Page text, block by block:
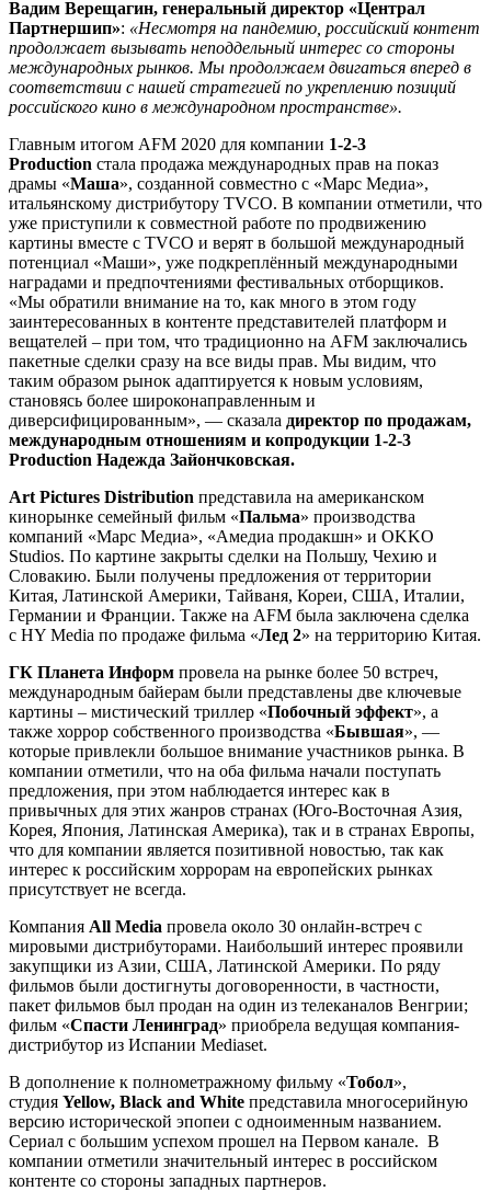
Вадим Верещагин, генеральный директор «Централ
Партнершип»: «Несмотря на пандемию, российский контент
продолжает вызывать неподдельный интерес со стороны
международных рынков. Мы продолжаем двигаться вперед в
соответствии с нашей стратегией по укреплению позиций
российского кино в международном пространстве».
Главным итогом AFM 2020 для компании 1-2-3
Production стала продажа международных прав на показ
драмы «Маша», созданной совместно с «Марс Медиа»,
итальянскому дистрибутору TVCO. В компании отметили, что
уже приступили к совместной работе по продвижению
картины вместе с TVCO и верят в большой международный
потенциал «Маши», уже подкреплённый международными
наградами и предпочтениями фестивальных отборщиков.
«Мы обратили внимание на то, как много в этом году
заинтересованных в контенте представителей платформ и
вещателей – при том, что традиционно на AFM заключались
пакетные сделки сразу на все виды прав. Мы видим, что
таким образом рынок адаптируется к новым условиям,
становясь более широконаправленным и
диверсифицированным», — сказала директор по продажам,
международным отношениям и копродукции 1-2-3
Production Надежда Зайончковская.
Art Pictures Distribution представила на американском
кинорынке семейный фильм «Пальма» производства
компаний «Марс Медиа», «Амедиа продакшн» и OKKO
Studios. По картине закрыты сделки на Польшу, Чехию и
Словакию. Были получены предложения от территории
Китая, Латинской Америки, Тайваня, Кореи, США, Италии,
Германии и Франции. Также на AFM была заключена сделка
с HY Media по продаже фильма «Лед 2» на территорию Китая.
ГК Планета Информ провела на рынке более 50 встреч,
международным байерам были представлены две ключевые
картины – мистический триллер «Побочный эффект», а
также хоррор собственного производства «Бывшая», —
которые привлекли большое внимание участников рынка. В
компании отметили, что на оба фильма начали поступать
предложения, при этом наблюдается интерес как в
привычных для этих жанров странах (Юго-Восточная Азия,
Корея, Япония, Латинская Америка), так и в странах Европы,
что для компании является позитивной новостью, так как
интерес к российским хоррорам на европейских рынках
присутствует не всегда.
Компания All Media провела около 30 онлайн-встреч с
мировыми дистрибyторами. Наибольший интерес проявили
закупщики из Азии, США, Латинской Америки. По ряду
фильмов были достигнуты договоренности, в частности,
пакет фильмов был продан на один из телеканалов Венгрии;
фильм «Спасти Ленинград» приобрела ведущая компания-
дистрибутор из Испании Mediaset.
В дополнение к полнометражному фильму «Тобол»,
студия Yellow, Black and White представила многосерийную
версию исторической эпопеи с одноименным названием.
Сериал с большим успехом прошел на Первом канале. В
компании отметили значительный интерес в российском
контенте со стороны западных партнеров.